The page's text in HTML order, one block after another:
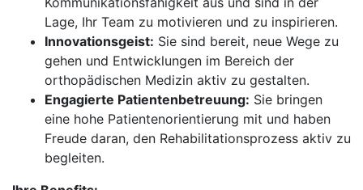
Lage, Ihr Team zu motivieren und zu inspirieren.
Innovationsgeist: Sie sind bereit, neue Wege zu
gehen und Entwicklungen im Bereich der
orthopädischen Medizin aktiv zu gestalten.
Engagierte Patientenbetreuung: Sie bringen
eine hohe Patientenorientierung mit und haben
Freude daran, den Rehabilitationsprozess aktiv zu
begleiten.